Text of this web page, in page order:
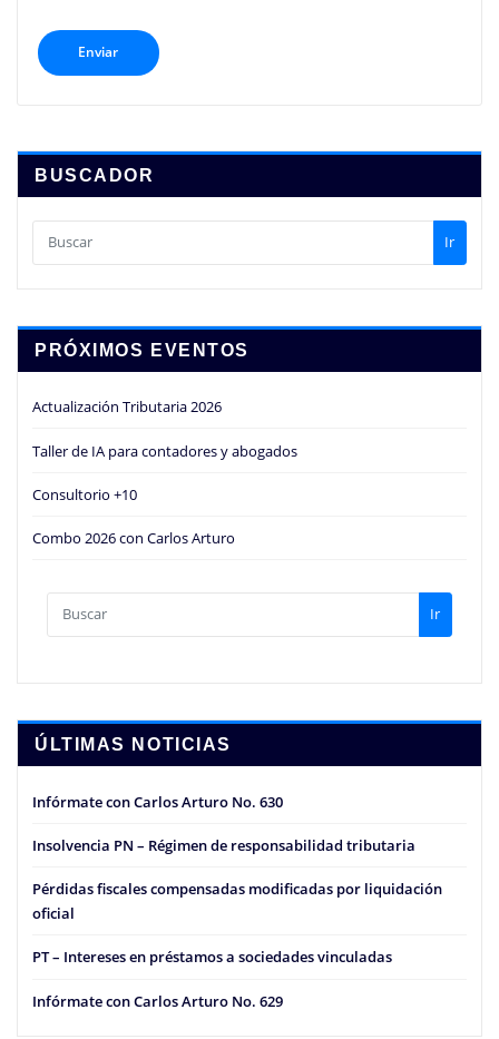
BUSCADOR
Ir
PRÓXIMOS EVENTOS
Actualización Tributaria 2026
Taller de IA para contadores y abogados
Consultorio +10
Combo 2026 con Carlos Arturo
Ir
ÚLTIMAS NOTICIAS
Infórmate con Carlos Arturo No. 630
Insolvencia PN – Régimen de responsabilidad tributaria
Pérdidas fiscales compensadas modificadas por liquidación
oficial
PT – Intereses en préstamos a sociedades vinculadas
Infórmate con Carlos Arturo No. 629